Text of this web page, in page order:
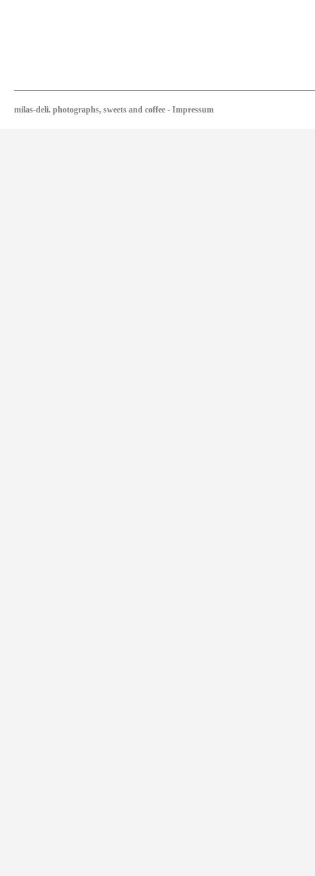
milas-deli. photographs, sweets and coffee - Impressum